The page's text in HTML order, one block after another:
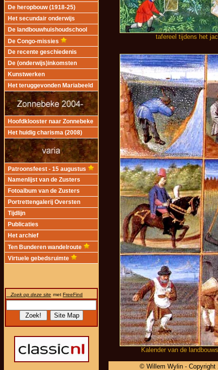
De heropbouw (1918-25)
Het secundair onderwijs
De landbouwhuishoudschool
De Congo-missies
De recente geschiedenis
De (onderwijs)inkomsten
Kunstwerken
Het teruggevonden Mariabeeld
Hoofdklooster naar Zonnebeke
Het huidig charisma (2008)
Patroonsfeest - 15 augustus
Namenlijst van de Zusters
Fotoalbum van de Zusters
Portrettengalerij Oversten
Tijdlijn
Publicaties
Het archief
Ten Bunderen wandelroute
Virtuele gebedsruimte
Zoek op deze site met FreeFind
tafereel tijdens het
Kalender van de
© Willem Wylin - Copyright